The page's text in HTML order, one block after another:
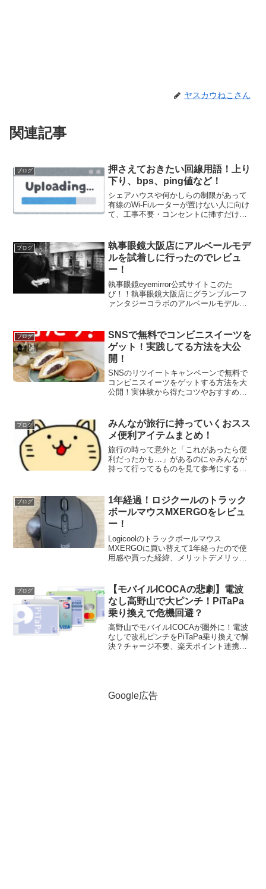
ヤスカウねこさん
関連記事
ブログ
押さえておきたい回線用語！上り
下り、bps、ping値など！
シェアハウスや何かしらの制限があって
有線のWi-Fiルーターが置けない人に向け
て、工事不要・コンセントに挿すだけの
るべき用語や数値の説明も入れていくの
で知っ...
ブログ
執事眼鏡大阪店にアルベールモデ
ルを試着しに行ったのでレビュ
ー！
執事眼鏡eyemirror公式サイトこのた
び！！執事眼鏡大阪店にグランブルーフ
ァンタジーコラボのアルベールモデルの
モデルを試着した感じは派手過ぎずとて
も良かった！！執事...
ブログ
SNSで無料でコンビニスイーツを
ゲット！実践してる方法を大公
開！
SNSのリツイートキャンペーンで無料で
コンビニスイーツをゲットする方法を大
公開！実体験から得たコツやおすすめの
ブログ
みんなが旅行に持っていくおスス
メ便利アイテムまとめ！
旅行の時って意外と「これがあったら便
利だったかも…」があるのにゃみんなが
持って行ってるものを見て参考にするの
天、yahooでモバイルバッテリー検索画面
を置いておくの...
ブログ
1年経過！ロジクールのトラック
ボールマウスMXERGOをレビュ
ー！
Logicoolのトラックボールマウス
MXERGOに買い替えて1年経ったので使
用感や買った経緯、メリットデメリット
買う価値あるって思った！なぜMXERGO
を買ったのか...
ブログ
【モバイルICOCAの悲劇】電波
なし高野山で大ピンチ！PiTaPa
乗り換えで危機回避？
高野山でモバイルICOCAが圏外に！電波
なしで改札ピンチをPiTaPa乗り換えで解
決？チャージ不要、楽天ポイント連携、
Google広告